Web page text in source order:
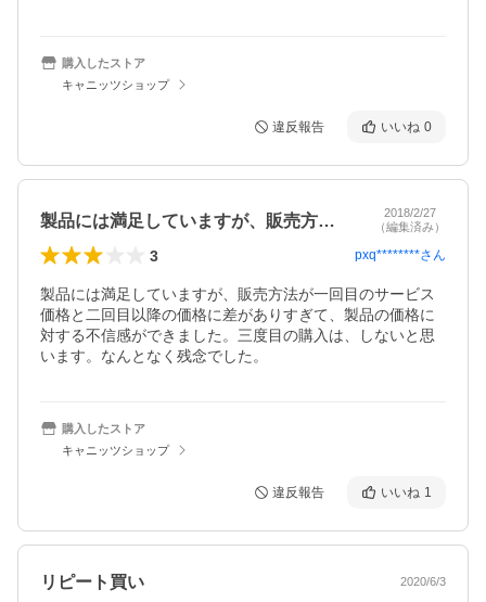
購入したストア
キャニッツショップ
違反報告 いいね 0
製品には満足していますが、販売方法が一…
2018/2/27
（編集済み）
3 pxq********さん
製品には満足していますが、販売方法が一回目のサービス
価格と二回目以降の価格に差がありすぎて、製品の価格に
対する不信感ができました。三度目の購入は、しないと思
います。なんとなく残念でした。
購入したストア
キャニッツショップ
違反報告 いいね 1
リピート買い 2020/6/3